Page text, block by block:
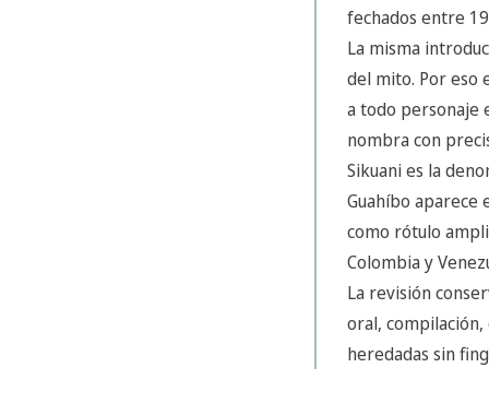
fechados entre
La misma
del mito. Por eso
a todo personaje
nombra con
Sikuani es la
Guahíbo aparece
como rótulo
Colombia y
La revisión
oral,
heredadas sin